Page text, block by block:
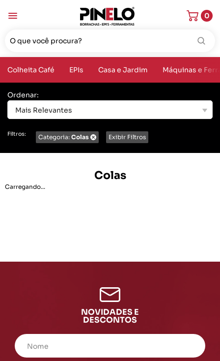
0
Colheita Café EPIs Casa e Jardim Máquinas e
Ordenar:
Mais Relevantes
Filtros: Categoria: Colas Exibir Filtros
Colas
Carregando...
NOVIDADES E
DESCONTOS